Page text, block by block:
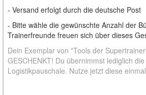
- Versand erfolgt durch die deutsche Post
- Bitte wähle die gewünschte Anzahl der
Trainerfreunde freuen sich über dieses
Dein Exemplar von "Tools der
GESCHENKT! Du übernimmst lediglich
Logistikpauschale. Nutze jetzt diese